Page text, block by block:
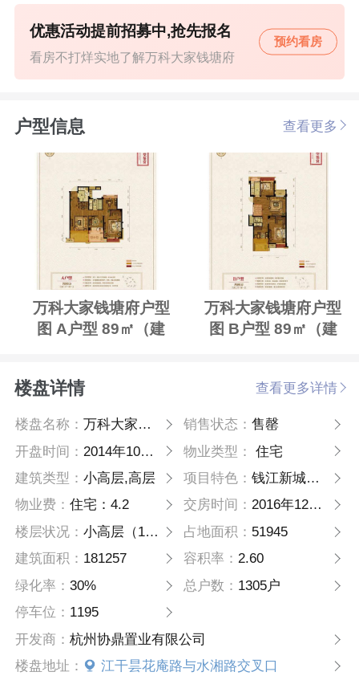
看房不打烊实地了解万科大家钱塘府
优惠活动提前招募中,抢先报名
预约看房
户型信息 查看更多
万科大家钱塘府户型
图 A户型 89㎡（建
万科大家钱塘府户型
图 B户型 89㎡（建
楼盘详情 查看更多详情
楼盘名称：万科大家钱塘府 销售状态： 售罄
开盘时间： 2014年10月31日 物业类型：
住宅
建筑类型：小高层,高层 项目特色： 钱江新城高端装修成品住宅，坐拥老城区完善生活圈
物业费：住宅：4.2 交房时间： 2016年12月30日
楼层状况：小高层（16层），主力户型为约90方和135方；90户型，2+1户型，南北通透，功能完善，舒适度高。 占地面积： 51945
建筑面积： 181257 容积率： 2.60
绿化率：30% 总户数： 1305户
停车位： 1195
开发商：杭州协鼎置业有限公司
楼盘地址：
江干昙花庵路与水湘路交叉口